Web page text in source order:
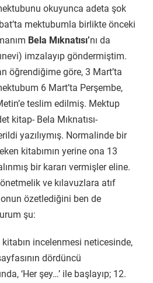
okuyunca adeta şok
mektubumla birlikte önceki
Bela Mıknatısı’nı da
imzalayıp göndermiştim.
öğrendiğime göre, 3 Mart’ta
6 Mart’ta Perşembe,
teslim edilmiş. Mektup
kitap- Bela Mıknatısı-
yazılıymış. Normalinde bir
kitabımın yerine ona 13
bir kararı vermişler eline.
ve kılavuzlara atıf
özetlediğini ben de
şu:
kitabın incelenmesi neticesinde,
dördüncü
‘Her şey…’ ile başlayıp; 12.